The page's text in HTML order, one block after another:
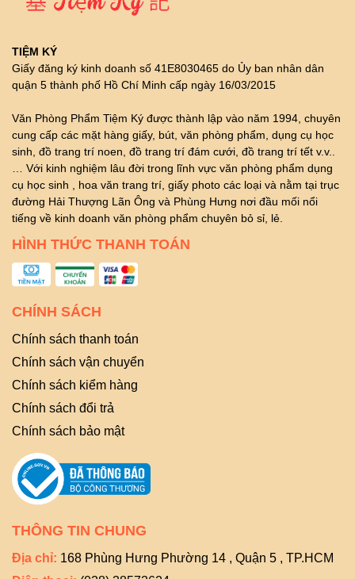
TIỆM KÝ
Giấy đăng ký kinh doanh số 41E8030465 do Ủy ban nhân dân
quận 5 thành phố Hồ Chí Minh cấp ngày 16/03/2015
Văn Phòng Phẩm Tiệm Ký được thành lập vào năm 1994, chuyên
cung cấp các mặt hàng giấy, bút, văn phòng phẩm, dụng cụ học
sinh, đồ trang trí noen, đồ trang trí đám cưới, đồ trang trí tết v.v..
… Với kinh nghiệm lâu đời trong lĩnh vực văn phòng phẩm dụng
cụ học sinh , hoa văn trang trí, giấy photo các loại và nằm tại trục
đường Hải Thượng Lãn Ông và Phùng Hưng nơi đầu mối nổi
tiếng về kinh doanh văn phòng phẩm chuyên bỏ sỉ, lẻ.
HÌNH THỨC THANH TOÁN
CHÍNH SÁCH
Chính sách thanh toán
Chính sách vận chuyển
Chính sách kiểm hàng
Chính sách đổi trả
Chính sách bảo mật
THÔNG TIN CHUNG
Địa chỉ: 168 Phùng Hưng Phường 14 , Quận 5 , TP.HCM